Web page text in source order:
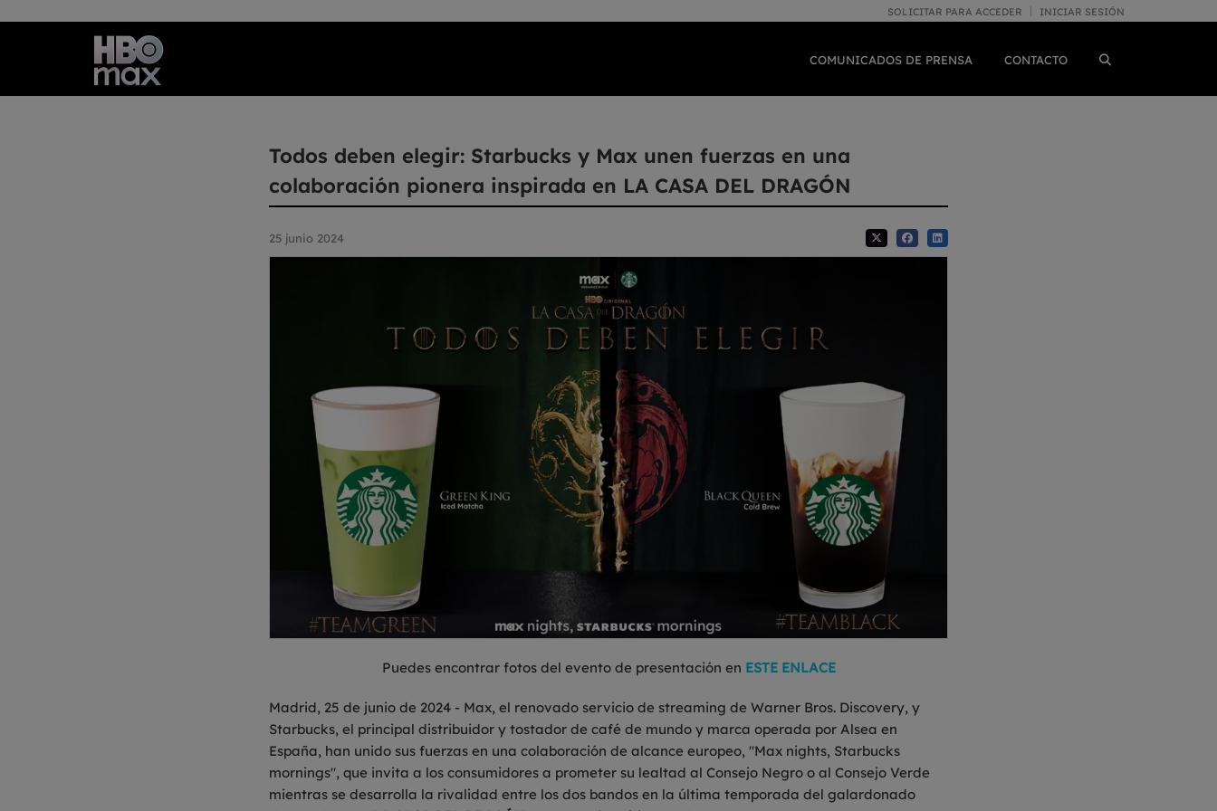
SOLICITAR PARA ACCEDER INICIAR SESIÓN
COMUNICADOS DE PRENSA CONTACTO
Todos deben elegir: Starbucks y Max unen fuerzas en una
colaboración pionera inspirada en LA CASA DEL DRAGÓN
25 junio 2024
Puedes encontrar fotos del evento de presentación en ESTE ENLACE
Madrid, 25 de junio de 2024 - Max, el renovado servicio de streaming de Warner Bros. Discovery, y
Starbucks, el principal distribuidor y tostador de café de mundo y marca operada por Alsea en
España, han unido sus fuerzas en una colaboración de alcance europeo, "Max nights, Starbucks
mornings", que invita a los consumidores a prometer su lealtad al Consejo Negro o al Consejo Verde
mientras se desarrolla la rivalidad entre los dos bandos en la última temporada del galardonado